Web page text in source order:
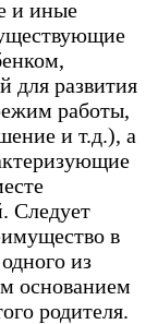
и иные
для развития
работы,
и т.д.), а
Следует
в
из
основанием
родителя.